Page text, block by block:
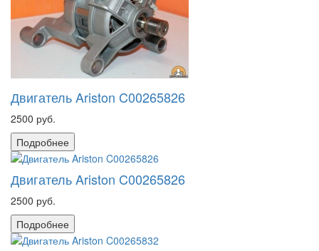
Двигатель Ariston C00265826
2500 руб.
Подробнее
Двигатель Ariston C00265826
2500 руб.
Подробнее